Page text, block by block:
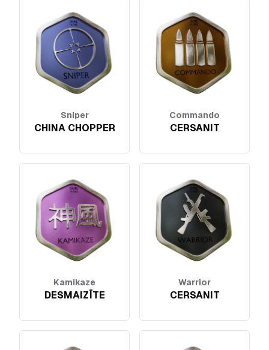
Sniper
CHINA CHOPPER
Commando
CERSANIT
Kamikaze
DESMAIZĪTE
Warrior
CERSANIT